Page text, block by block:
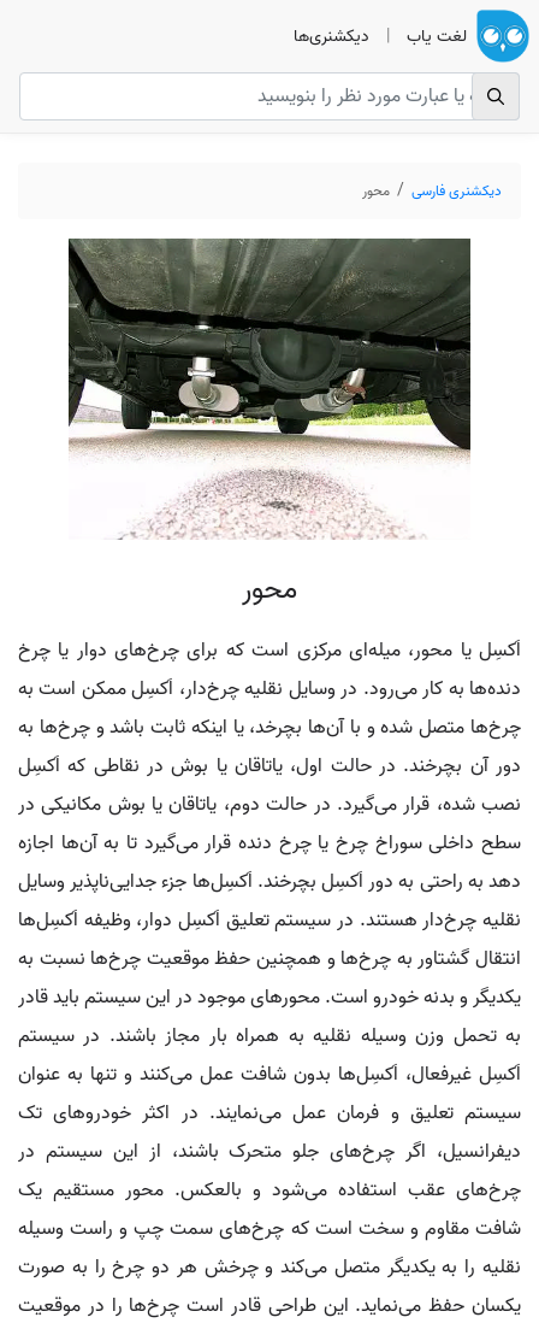
لغت یاب | دیکشنری‌ها
دیکشنری فارسی محور
محور
اَکسِل یا محور، میله‌ای مرکزی است که برای چرخ‌های دوار یا چرخ
دنده‌ها به کار می‌رود. در وسایل نقلیه چرخ‌دار، اَکسِل ممکن است به
چرخ‌ها متصل شده و با آن‌ها بچرخد، یا اینکه ثابت باشد و چرخ‌ها به
دور آن بچرخند. در حالت اول، یاتاقان یا بوش در نقاطی که اَکسِل
نصب شده، قرار می‌گیرد. در حالت دوم، یاتاقان یا بوش مکانیکی در
سطح داخلی سوراخ چرخ یا چرخ دنده قرار می‌گیرد تا به آن‌ها اجازه
دهد به راحتی به دور اَکسِل بچرخند. اَکسِل‌ها جزء جدایی‌ناپذیر وسایل
نقلیه چرخ‌دار هستند. در سیستم تعلیق اَکسِل دوار، وظیفه اَکسِل‌ها
انتقال گشتاور به چرخ‌ها و همچنین حفظ موقعیت چرخ‌ها نسبت به
یکدیگر و بدنه خودرو است. محورهای موجود در این سیستم باید قادر
به تحمل وزن وسیله نقلیه به همراه بار مجاز باشند. در سیستم
اَکسِل غیرفعال، اَکسِل‌ها بدون شافت عمل می‌کنند و تنها به عنوان
سیستم تعلیق و فرمان عمل می‌نمایند. در اکثر خودروهای تک
دیفرانسیل، اگر چرخ‌های جلو متحرک باشند، از این سیستم در
چرخ‌های عقب استفاده می‌شود و بالعکس. محور مستقیم یک
شافت مقاوم و سخت است که چرخ‌های سمت چپ و راست وسیله
نقلیه را به یکدیگر متصل می‌کند و چرخش هر دو چرخ را به صورت
یکسان حفظ می‌نماید. این طراحی قادر است چرخ‌ها را در موقعیت